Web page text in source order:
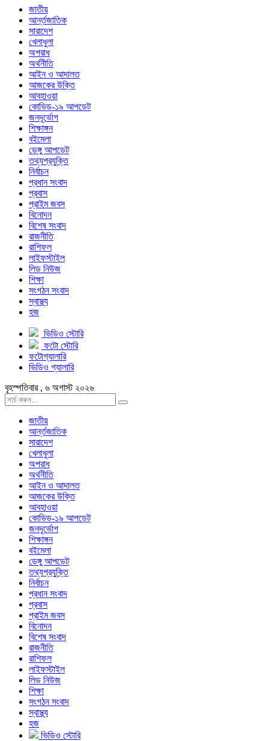
জাতীয়
আর্ন্তজাতিক
সারাদেশ
খেলাধুলা
অপরাধ
অর্থনীতি
আইন ও আদালত
আজকের উক্তি
আবহাওয়া
কোভিড-১৯ আপডেট
জনদূর্ভোগ
শিক্ষাঙ্গন
বইমেলা
ডেঙ্গু আপডেট
তথ্যপ্রযুক্তি
নির্বাচন
প্রধান সংবাদ
প্রবাস
প্রাইম জবস
বিনোদন
বিশেষ সংবাদ
রাজনীতি
রাশিফল
লাইফস্টাইল
লিড নিউজ
শিক্ষা
সংগঠন সংবাদ
স্বাস্থ্য
হজ
ভিডিও স্টোরি
ফটো স্টোরি
ফটোগ্যালারি
ভিডিও গ্যালারি
বৃহস্পতিবার , ৬ অগাস্ট ২০২৬
জাতীয়
আর্ন্তজাতিক
সারাদেশ
খেলাধুলা
অপরাধ
অর্থনীতি
আইন ও আদালত
আজকের উক্তি
আবহাওয়া
কোভিড-১৯ আপডেট
জনদূর্ভোগ
শিক্ষাঙ্গন
বইমেলা
ডেঙ্গু আপডেট
তথ্যপ্রযুক্তি
নির্বাচন
প্রধান সংবাদ
প্রবাস
প্রাইম জবস
বিনোদন
বিশেষ সংবাদ
রাজনীতি
রাশিফল
লাইফস্টাইল
লিড নিউজ
শিক্ষা
সংগঠন সংবাদ
স্বাস্থ্য
হজ
ভিডিও স্টোরি